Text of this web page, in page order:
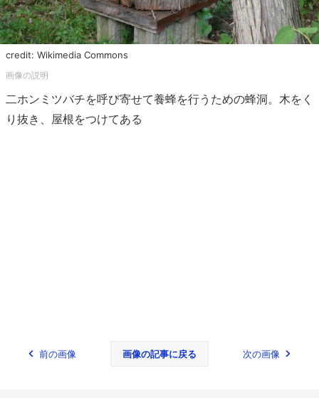
credit: Wikimedia Commons
二ホンミツバチを呼び寄せて養蜂を行うための蜂洞。木をく
り抜き、屋根をつけてある
前の画像 画像の記事に戻る 次の画像